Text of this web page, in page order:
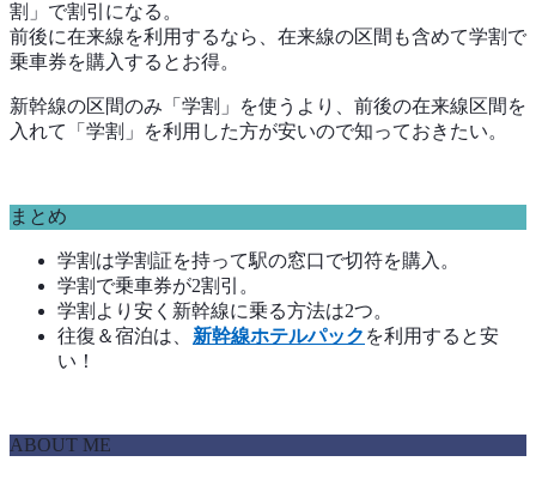
割」で割引になる。
前後に在来線を利用するなら、在来線の区間も含めて学割で
乗車券を購入するとお得。
新幹線の区間のみ「学割」を使うより、前後の在来線区間を
入れて「学割」を利用した方が安いので知っておきたい。
まとめ
学割は学割証を持って駅の窓口で切符を購入。
学割で乗車券が2割引。
学割より安く新幹線に乗る方法は2つ。
往復＆宿泊は、
新幹線ホテルパック を利用すると安
い！
ABOUT ME